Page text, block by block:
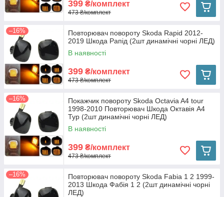
399 ₴/комплект
473 ₴/комплект
–16%
Повторювач повороту Skoda Rapid 2012-
2019 Шкода Рапід (2шт динамічні чорні ЛЕД)
В наявності
399 ₴/комплект
473 ₴/комплект
–16%
Покажчик повороту Skoda Octavia A4 tour
1998-2010 Повторювач Шкода Октавія А4
Тур (2шт динамічні чорні ЛЕД)
В наявності
399 ₴/комплект
473 ₴/комплект
–16%
Повторювач повороту Skoda Fabia 1 2 1999-
2013 Шкода Фабія 1 2 (2шт динамічні чорні
ЛЕД)